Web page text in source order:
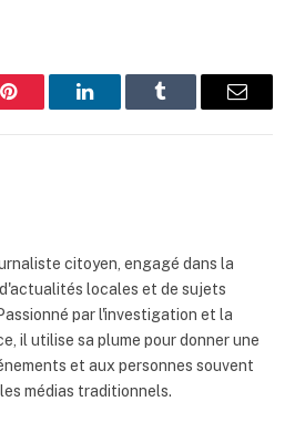
Pinterest LinkedInTumblr
E-
citoyen, engagé dans la
locales et de sujets
par l'investigation et la
il utilise sa plume pour donner une
et aux personnes souvent
médias traditionnels.